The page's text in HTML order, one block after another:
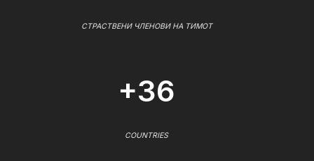
СТРАСТВЕНИ ЧЛЕНОВИ НА ТИМОТ
+36
COUNTRIES